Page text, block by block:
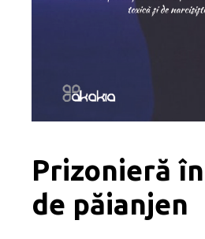
Prizonieră
de păianjen